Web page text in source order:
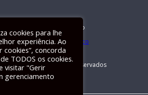
de Reclamações Electrónico
2026 © Todos os direitos reservados
cookies para lhe
experiência. Ao
cookies”, concorda
TODOS os cookies.
visitar "Gerir
gerenciamento